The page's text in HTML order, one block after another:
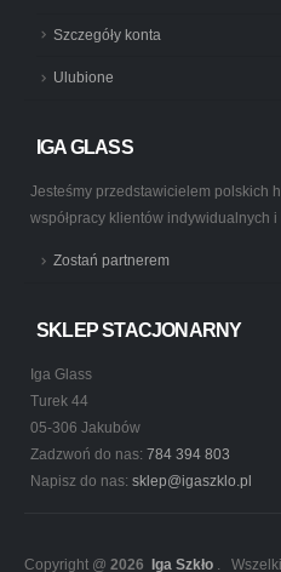
Szczegóły konta
Ulubione
IGA GLASS
Jesteśmy przedstawicielem polskich
współpracy klientów indywidualnych
Zostań partnerem
SKLEP STACJONARNY
Iga Glass
Turek 44
05-306 Jakubów
Zadzwoń do nas: 784 394 803
Napisz do nas: sklep@igaszklo.pl
Copyright @ 2026 Iga Szkło .